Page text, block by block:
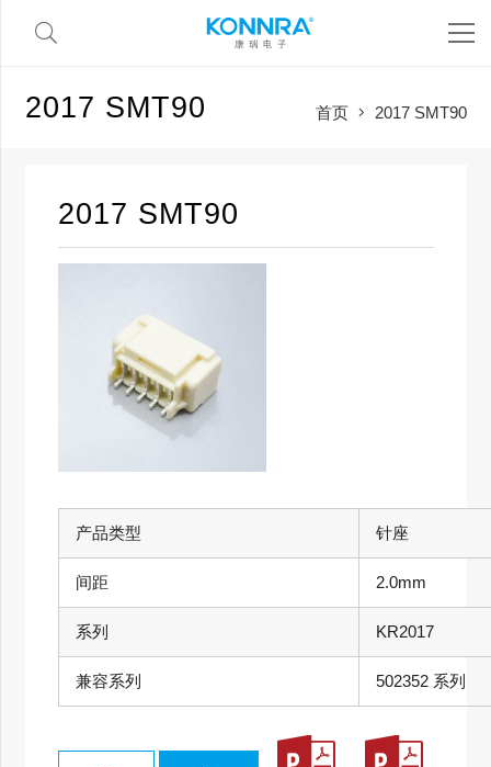
2017 SMT90 首页 2017 SMT90
2017 SMT90
产品类型 针座
间距 2.0mm
系列 KR2017
兼容系列 502352 系列